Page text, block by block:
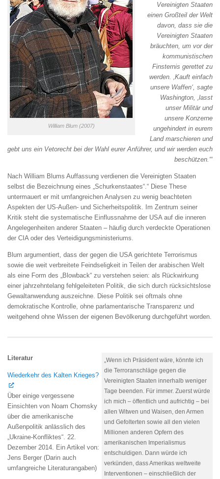
William Blum (2007)
Vereinigten Staaten
einen Großteil der Welt
davon, dass sie die
Vereinigten Staaten
bräuchten, um vor der
kommunistischen
Finsternis gerettet zu
werden. ‚Kauft einfach
unsere Waffen‘, sagte
Washington, ‚lasst
unser Militär und
unsere Konzerne
ungehindert in eurem
Land marschieren und
gebt uns ein Vetorecht bei der Wahl eurer Anführer, und wir werden euch
beschützen.“‘
Nach William Blums Auffassung verdienen die Vereinigten Staaten
selbst die Bezeichnung eines „Schurkenstaates“.“ Diese These
untermauert er mit umfangreichen Analysen zu wenig beachteten
Aspekten der US‑Außen‑ und Sicherheitspolitik. Im Zentrum seiner
Kritik steht die systematische Einflussnahme der USA auf die inneren
Angelegenheiten anderer Staaten – häufig durch verdeckte Operationen
der CIA oder des Verteidigungsministeriums.
Blum argumentiert, dass der gegen die USA gerichtete Terrorismus
sowie die weit verbreitete Feindseligkeit in Teilen der arabischen Welt
als eine Form des „Blowback“ zu verstehen seien: als Rückwirkung
einer jahrzehntelang fehlgeleiteten Politik, die sich durch rücksichtslose
Gewaltanwendung auszeichne. Diese Politik sei oftmals ohne
demokratische Kontrolle, ohne parlamentarische Transparenz und
weitgehend ohne Wissen der eigenen Bevölkerung durchgeführt worden.
„Wenn ich Präsident wäre, könnte ich
die Terroranschläge gegen die
Vereinigten Staaten innerhalb weniger
Tage beenden. Für immer. Zuerst würde
ich mich – öffentlich und aufrichtig – bei
allen Witwen und Waisen, den Armen
und Gefolterten sowie all den vielen
Millionen anderen Opfern des
amerikanischen Imperialismus
entschuldigen. Dann würde ich
verkünden, dass Amerikas weltweite
Interventionen – einschließlich der
Literatur
Wiederkehr des Kalten Krieges?
Über einige vergessene
Einsichten von Noam Chomsky
über die amerikanische
Außenpolitik anlässlich des
„Ukraine-Konfliktes“. 22.
Dezember 2014. Ein Artikel von:
Jens Berger (Darin auch
umfangreiche Literaturangaben)